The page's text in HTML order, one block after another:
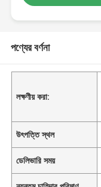
পণ্যের বর্ণনা
লক্ষণীয় করা:
উৎপত্তি স্থল
ডেলিভারি সময়